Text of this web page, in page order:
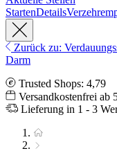
StartenDetails
Zurück zu:
Darm
Trusted Shops: 4,79
Versandkostenfrei ab
Lieferung in 1 - 3